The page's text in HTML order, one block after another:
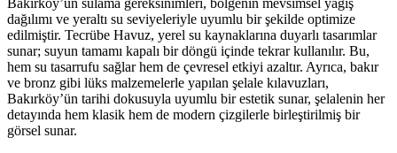
dağılımı ve yeraltı su seviyeleriyle uyumlu bir şekilde optimize
edilmiştir. Tecrübe Havuz, yerel su kaynaklarına duyarlı tasarımlar
sunar; suyun tamamı kapalı bir döngü içinde tekrar kullanılır. Bu,
hem su tasarrufu sağlar hem de çevresel etkiyi azaltır. Ayrıca, bakır
ve bronz gibi lüks malzemelerle yapılan şelale kılavuzları,
Bakırköy’ün tarihi dokusuyla uyumlu bir estetik sunar, şelalenin her
detayında hem klasik hem de modern çizgilerle birleştirilmiş bir
görsel sunar.